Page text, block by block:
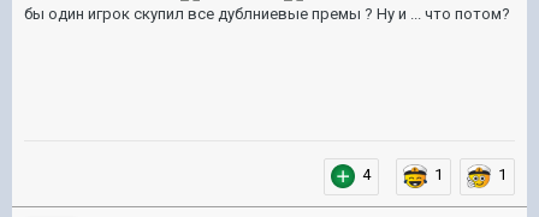
бы один игрок скупил все дублниевые премы ? Ну и ... что потом?
4 1 1